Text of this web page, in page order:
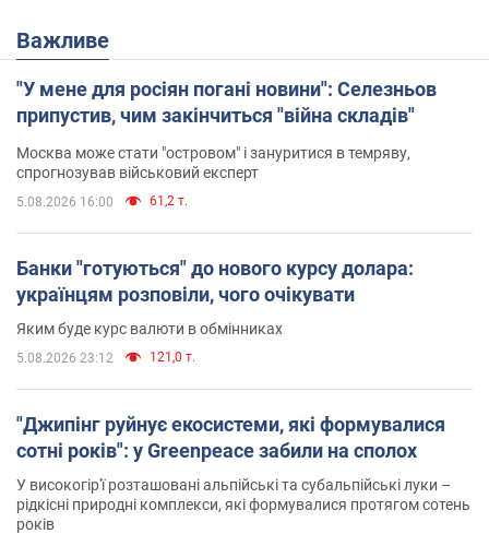
Важливе
"У мене для росіян погані новини": Селезньов
припустив, чим закінчиться "війна складів"
Москва може стати "островом" і зануритися в темряву,
спрогнозував військовий експерт
5.08.2026 16:00 61,2 т.
Банки "готуються" до нового курсу долара:
українцям розповіли, чого очікувати
Яким буде курс валюти в обмінниках
5.08.2026 23:12 121,0 т.
"Джипінг руйнує екосистеми, які формувалися
сотні років": у Greenpeace забили на сполох
У високогір'ї розташовані альпійські та субальпійські луки –
рідкісні природні комплекси, які формувалися протягом сотень
років